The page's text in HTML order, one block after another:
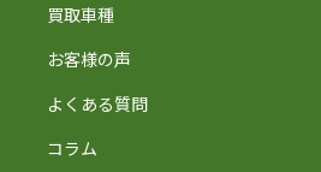
買取車種
お客様の声
よくある質問
コラム